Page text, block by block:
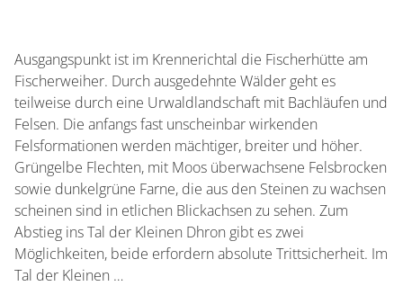
Ausgangspunkt ist im Krennerichtal die Fischerhütte am
Fischerweiher. Durch ausgedehnte Wälder geht es
teilweise durch eine Urwaldlandschaft mit Bachläufen und
Felsen. Die anfangs fast unscheinbar wirkenden
Felsformationen werden mächtiger, breiter und höher.
Grüngelbe Flechten, mit Moos überwachsene Felsbrocken
sowie dunkelgrüne Farne, die aus den Steinen zu wachsen
scheinen sind in etlichen Blickachsen zu sehen. Zum
Abstieg ins Tal der Kleinen Dhron gibt es zwei
Möglichkeiten, beide erfordern absolute Trittsicherheit. Im
Tal der Kleinen …